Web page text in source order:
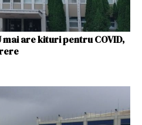
mai are kituri pentru COVID,